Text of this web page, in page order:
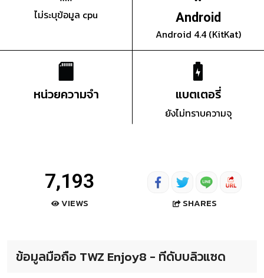
ไม่ระบุข้อมูล cpu Android
Android 4.4 (KitKat)
หน่วยความจำ แบตเตอรี่
ยังไม่ทราบความจุ
7,193
VIEWS SHARES
ข้อมูลมือถือ TWZ Enjoy8 - ทีดับบลิวแซด